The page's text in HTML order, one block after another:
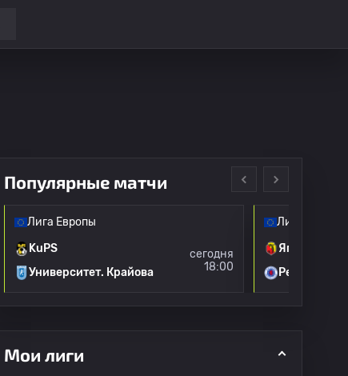
Популярные матчи
Лига Европы
KuPS
Университет. Крайова
сегодня
18:00
Лига Европы
Ягеллония
Рейнджерс
Мои лиги